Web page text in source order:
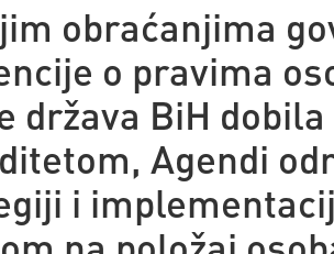
obraćanjima
o pravima
država BiH
Agendi
i